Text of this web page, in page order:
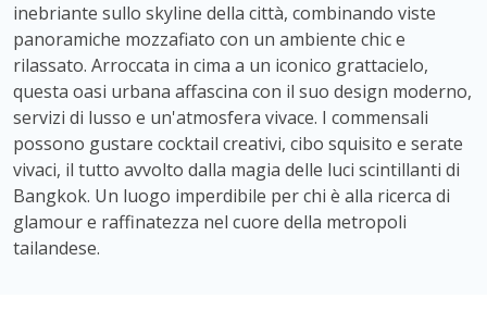
inebriante sullo skyline della città, combinando viste
panoramiche mozzafiato con un ambiente chic e
rilassato. Arroccata in cima a un iconico grattacielo,
questa oasi urbana affascina con il suo design moderno,
servizi di lusso e un'atmosfera vivace. I commensali
possono gustare cocktail creativi, cibo squisito e serate
vivaci, il tutto avvolto dalla magia delle luci scintillanti di
Bangkok. Un luogo imperdibile per chi è alla ricerca di
glamour e raffinatezza nel cuore della metropoli
tailandese.